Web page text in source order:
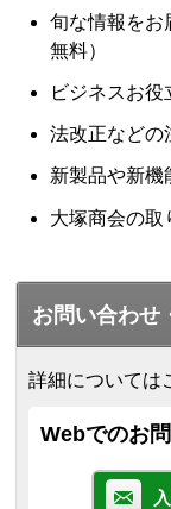
旬な情報をお
無料）
ビジネスお
法改正などの
新製品や新機
大塚商会の
お問い合わせ
詳細については
Webでのお